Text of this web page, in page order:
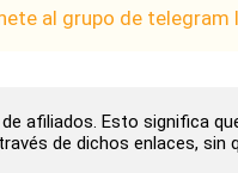
al grupo de
afiliados. Esto significa
de dichos enlaces,